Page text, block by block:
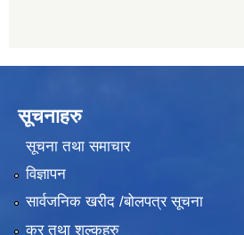
सूचनाहरु
सूचना तथा समाचार
विज्ञापन
सार्वजनिक खरीद /बोलपत्र सूचना
कर तथा शुल्कहरु